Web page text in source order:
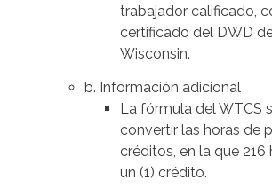
trabajador calificado,
certificado del DWD
Wisconsin.
b. Información adicional
La fórmula del WTCS
convertir las horas de
créditos, en la que 216
un (1) crédito.